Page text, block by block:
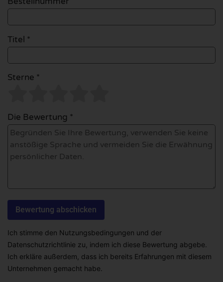
Titel *
Sterne *
Die Bewertung *
Ich stimme den Nutzungsbedingungen und der
Datenschutzrichtlinie zu, indem ich diese Bewertung abgebe.
Ich erkläre außerdem, dass ich bereits Erfahrungen mit diesem
Unternehmen gemacht habe.